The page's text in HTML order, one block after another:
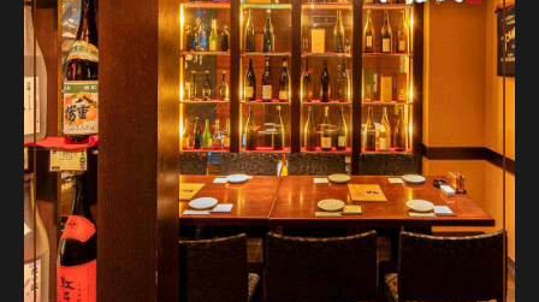
【鮮】馬刺し二種盛り合わせ
●新鮮な馬刺し二種の馬刺しを、鹿児島県キンコー醤油さんの
心からで、甘口の醤油をたっぷりつけて。
【菜】鹿児島志布志そはら農園四季菜と釜揚げしらすのチョ
レギサラダ
●鹿児島の生で食せる、新鮮で栄養価たっぷりシキナのサラダ
です。
【芋蔵】名物あたご鯖の胡麻サバ